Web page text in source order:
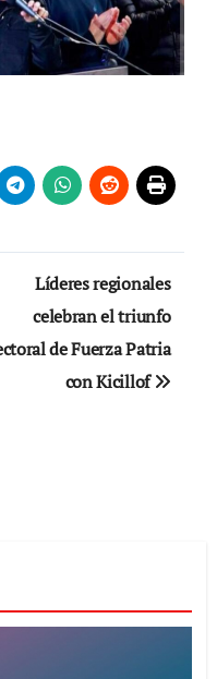
Líderes regionales
celebran el triunfo
de Fuerza Patria
con Kicillof